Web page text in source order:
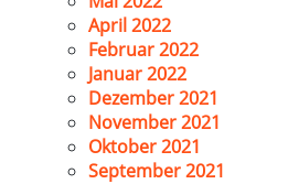
April 2022
Februar 2022
Januar 2022
Dezember 2021
November 2021
Oktober 2021
September 2021